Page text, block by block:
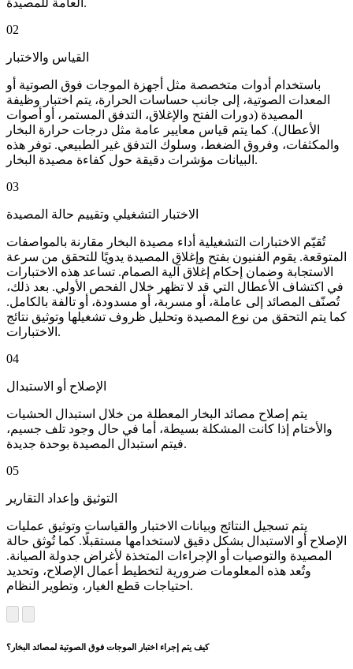
العامة للمصيدة.
02
القياس والاختبار
باستخدام أدوات متخصصة مثل أجهزة الموجات فوق الصوتية أو
المعدات الصوتية، إلى جانب حساسات الحرارة، يتم اختبار وظيفة
المصيدة (دورات الفتح والإغلاق، التدفق المستمر، أو أصوات
الأعطال). كما يتم قياس معايير عامة مثل درجات حرارة البخار
والمكثفات، وفروق الضغط، وسلوك التدفق غير الطبيعي. توفر هذه
البيانات مؤشرات دقيقة حول كفاءة مصيدة البخار.
03
الاختبار التشغيلي وتقييم حالة المصيدة
تُقيّم الاختبارات التشغيلية أداء مصيدة البخار مقارنة بالمواصفات
المتوقعة. يقوم الفنيون بفتح وإغلاق المصيدة يدويًا للتحقق من سرعة
الاستجابة وضمان إحكام إغلاق آلية الصمام. تساعد هذه الاختبارات
في اكتشاف الأعطال التي قد لا تظهر خلال الفحص الأولي. بعد ذلك،
تُصنّف المصائد إلى عاملة، أو مسربة، أو مسدودة، أو تالفة بالكامل.
كما يتم التحقق من نوع المصيدة وتحليل ظروف تشغيلها وتوثيق نتائج
الاختبارات.
04
الإصلاح أو الاستبدال
يتم إصلاح مصائد البخار المعطلة من خلال استبدال الحشيات
والأختام إذا كانت المشكلة بسيطة، أما في حال وجود تلف جسيم،
فيتم استبدال المصيدة بوحدة جديدة.
05
التوثيق وإعداد التقارير
يتم تسجيل النتائج وبيانات الاختبار والقياسات وتوثيق عمليات
الإصلاح أو الاستبدال بشكل دقيق لاستخدامها مستقبلًا. كما تُوثق حالة
المصيدة والتوصيات أو الإجراءات المتخذة لأغراض جدولة الصيانة.
وتُعد هذه المعلومات ضرورية لتخطيط أعمال الإصلاح، وتحديد
احتياجات قطع الغيار، وتطوير النظام.
كيف يتم إجراء اختبار الموجات فوق الصوتية لمصائد البخار؟